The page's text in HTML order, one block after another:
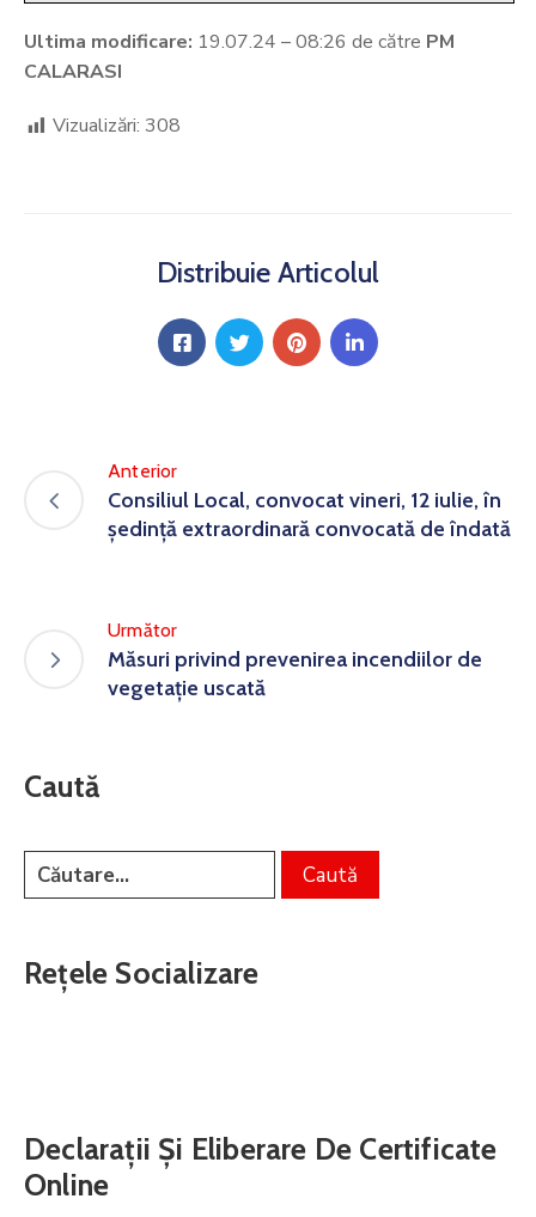
Ultima modificare: 19.07.24 – 08:26 de către PM
CALARASI
Vizualizări: 308
Distribuie Articolul
Anterior
Consiliul Local, convocat vineri, 12 iulie, în
ședință extraordinară convocată de îndată
Următor
Măsuri privind prevenirea incendiilor de
vegetație uscată
Caută
Rețele Socializare
Declarații Și Eliberare De Certificate
Online